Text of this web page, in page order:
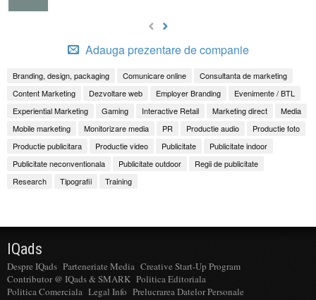
Adauga prezentare de companie
Branding, design, packaging Comunicare online
Consultanta de marketing
Content Marketing
Dezvoltare web Employer Branding
Evenimente / BTL
Experiential Marketing
Gaming Interactive Retail Marketing direct
Media
Mobile marketing
Monitorizare media PR Productie audio
Productie foto
Productie publicitara
Productie video Publicitate
Publicitate indoor
Publicitate neconventionala
Publicitate outdoor
Regii de publicitate
Research
Tipografii Training
IQads
Despre IQads Parteneriate Media Creative Start-Up Program
Contributor @ IQads & SMARK Politica Editoriala
Politica Comerciala Legal Info Prelucrarea Datelor Personale